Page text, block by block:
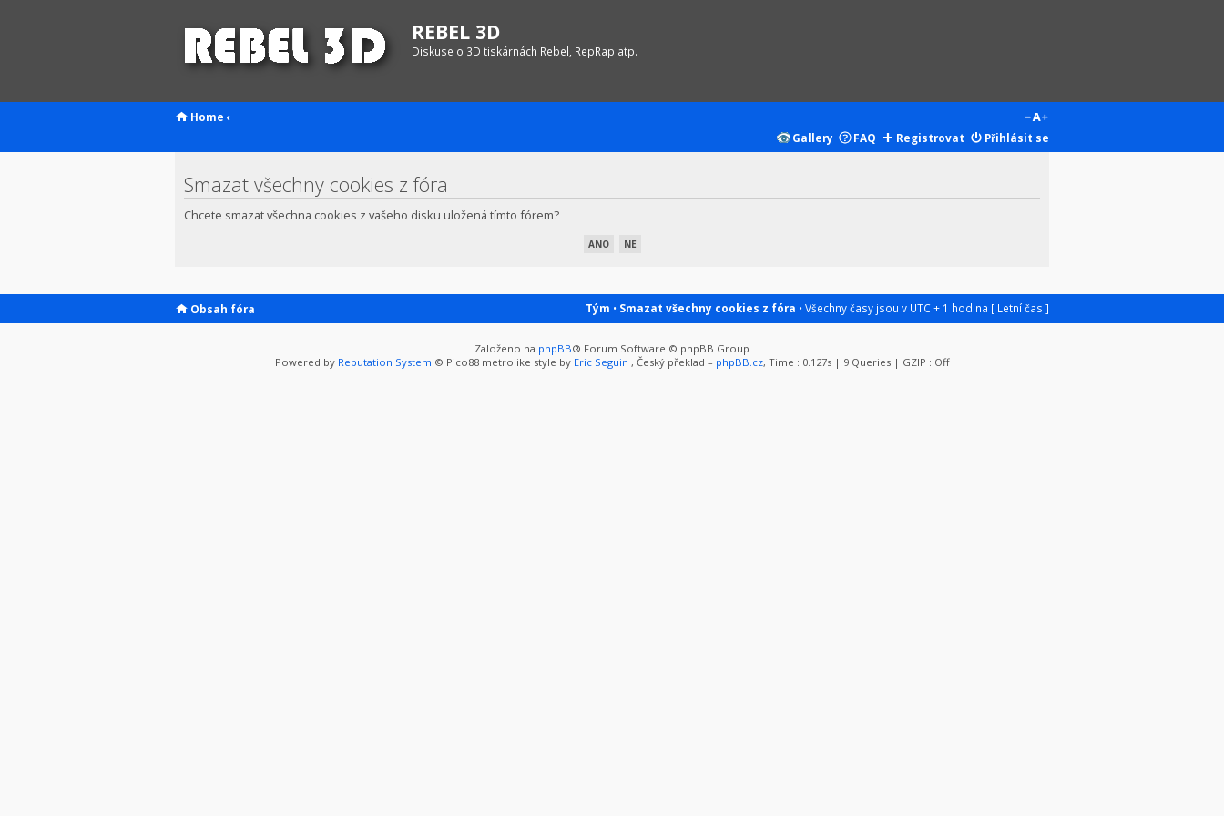
REBEL 3D
Diskuse o 3D tiskárnách Rebel, RepRap atp.
Home ‹
Gallery
FAQ Registrovat Přihlásit se
Smazat všechny cookies z fóra
Chcete smazat všechna cookies z vašeho disku uložená tímto fórem?
Obsah fóra Tým • Smazat všechny cookies z fóra • Všechny časy jsou v UTC + 1 hodina [ Letní čas ]
Založeno na phpBB® Forum Software © phpBB Group
Powered by Reputation System © Pico88 metrolike style by Eric Seguin , Český překlad – phpBB.cz, Time : 0.127s | 9 Queries | GZIP : Off